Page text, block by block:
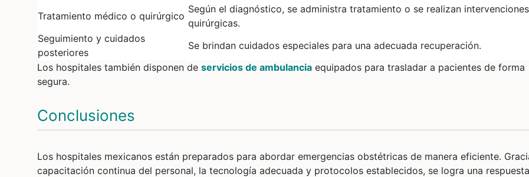
Tratamiento médico o quirúrgico
Según el diagnóstico, se administra tratamiento o se realizan intervenciones
quirúrgicas.
Seguimiento y cuidados
posteriores
Se brindan cuidados especiales para una adecuada recuperación.
Los hospitales también disponen de servicios de ambulancia equipados para trasladar a pacientes de forma
segura.
Conclusiones
Los hospitales mexicanos están preparados para abordar emergencias obstétricas de manera eficiente.
capacitación continua del personal, la tecnología adecuada y protocolos establecidos, se logra una respuesta